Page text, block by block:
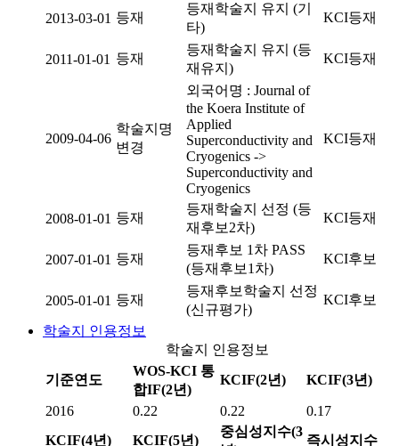
2013-03-01 등재
등재학술지 유지 (기
타)
KCI등재
2011-01-01 등재
등재학술지 유지 (등
재유지)
KCI등재
2009-04-06
학술지명
변경
외국어명 : Journal of
the Koera Institute of
Applied
Superconductivity and
Cryogenics ->
Superconductivity and
Cryogenics
KCI등재
2008-01-01 등재
등재학술지 선정 (등
재후보2차)
KCI등재
2007-01-01 등재
등재후보 1차 PASS
(등재후보1차)
KCI후보
2005-01-01 등재
등재후보학술지 선정
(신규평가)
KCI후보
학술지 인용정보
학술지 인용정보
기준연도
WOS-KCI 통
합IF(2년)
KCIF(2년) KCIF(3년)
2016 0.22 0.22
0.17
KCIF(4년)
KCIF(5년)
중심성지수(3
즉시성지수